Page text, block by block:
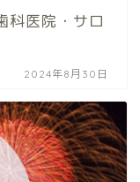
科医院・サロ
2024年8月30日